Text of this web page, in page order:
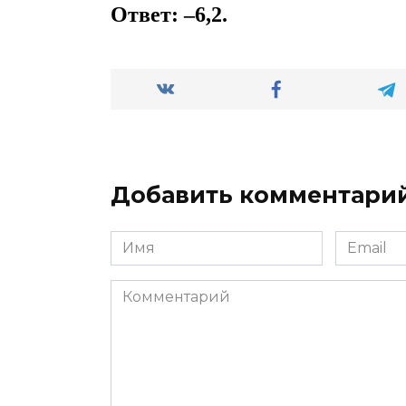
Ответ: –6,2.
Добавить
Имя
*
Email
*
Комментарий